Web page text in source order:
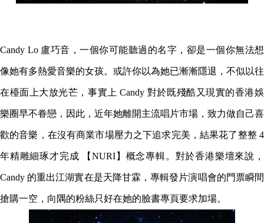
Candy Lo 盧巧音，一個你可能聽過的名字，卻是一個你無法想
像她有多熱愛音樂的女孩。或許你以為她已漸漸隱退，不似以往
在檯面上大放光芒，事實上 Candy 對於既殘酷又現實的香港娛
樂圈早不眷戀，因此，近年她離開主流唱片市場，致力做自己喜
歡的音樂，在沒有商業市場壓力之下追求完美，結果花了整整 4
年精雕細琢才完成 【NURI】概念專輯。對於香港樂壇來說，
Candy 的重出江湖實在是天降甘霖，專輯發片演唱會的門票瞬間
搶購一空，向隅的粉絲只好在她的臉書專頁要求加場。